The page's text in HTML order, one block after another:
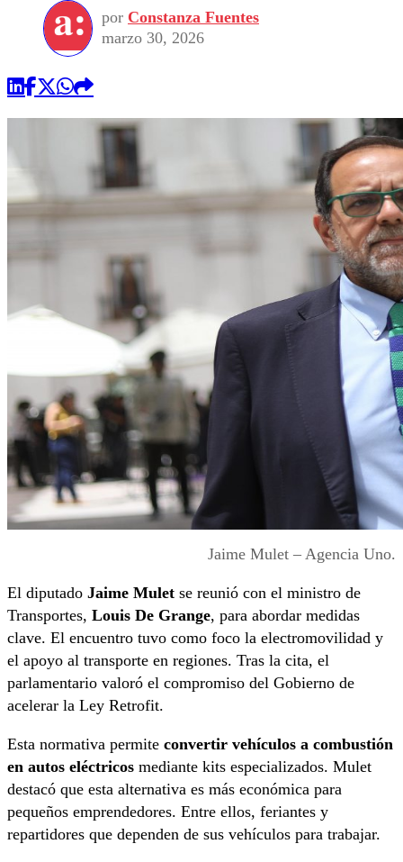
por Constanza Fuentes
marzo 30, 2026
Jaime Mulet – Agencia Uno.
El diputado Jaime Mulet se reunió con el ministro de
Transportes, Louis De Grange, para abordar medidas
clave. El encuentro tuvo como foco la electromovilidad y
el apoyo al transporte en regiones. Tras la cita, el
parlamentario valoró el compromiso del Gobierno de
acelerar la Ley Retrofit.
Esta normativa permite convertir vehículos a combustión
en autos eléctricos mediante kits especializados. Mulet
destacó que esta alternativa es más económica para
pequeños emprendedores. Entre ellos, feriantes y
repartidores que dependen de sus vehículos para trabajar.